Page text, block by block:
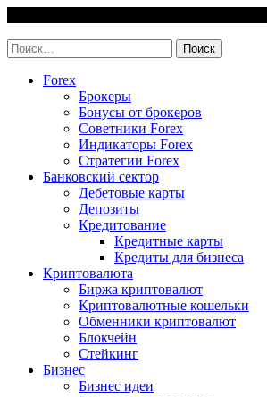
content
Найти:
Forex
Брокеры
Бонусы от брокеров
Советники Forex
Индикаторы Forex
Стратегии Forex
Банковский сектор
Дебетовые карты
Депозиты
Кредитование
Кредитные карты
Кредиты для бизнеса
Криптовалюта
Биржа криптовалют
Криптовалютные кошельки
Обменники криптовалют
Блокчейн
Стейкинг
Бизнес
Бизнес идеи